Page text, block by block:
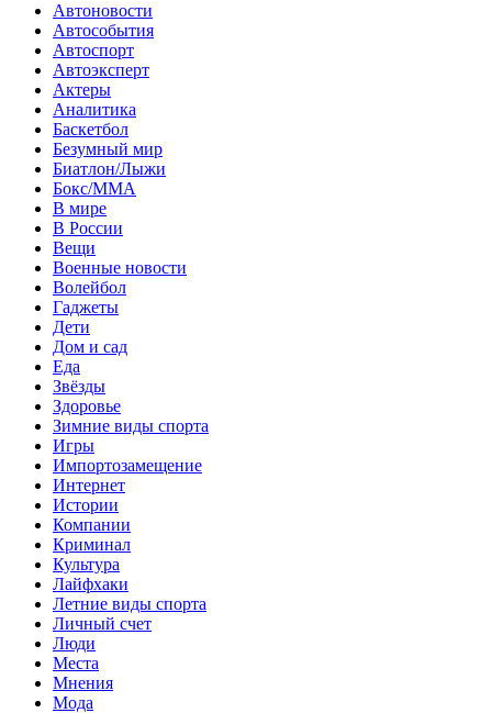
Автоновости
Автособытия
Автоспорт
Автоэксперт
Актеры
Аналитика
Баскетбол
Безумный мир
Биатлон/Лыжи
Бокс/MMA
В мире
В России
Вещи
Военные новости
Волейбол
Гаджеты
Дети
Дом и сад
Еда
Звёзды
Здоровье
Зимние виды спорта
Игры
Импортозамещение
Интернет
Истории
Компании
Криминал
Культура
Лайфхаки
Летние виды спорта
Личный счет
Люди
Места
Мнения
Мода